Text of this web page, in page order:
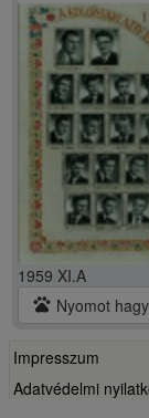
1959 XI.A
pets Nyomot
Impresszum
Adatvédelmi